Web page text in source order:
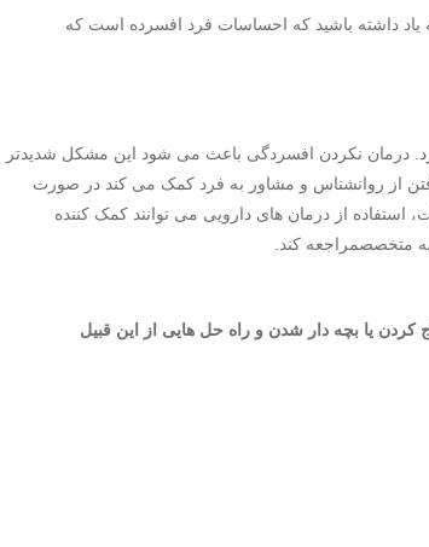
یاد داشته باشید که احساسات فرد افسرده است که
درمان نکردن افسردگی باعث می شود این مشکل شدیدتر
از روانشناس و مشاور به فرد کمک می کند در صورت
استفاده از درمان های دارویی می توانند کمک کننده
متخصصمراجعه کند.
یا بچه دار شدن و راه حل هایی از این قبیل